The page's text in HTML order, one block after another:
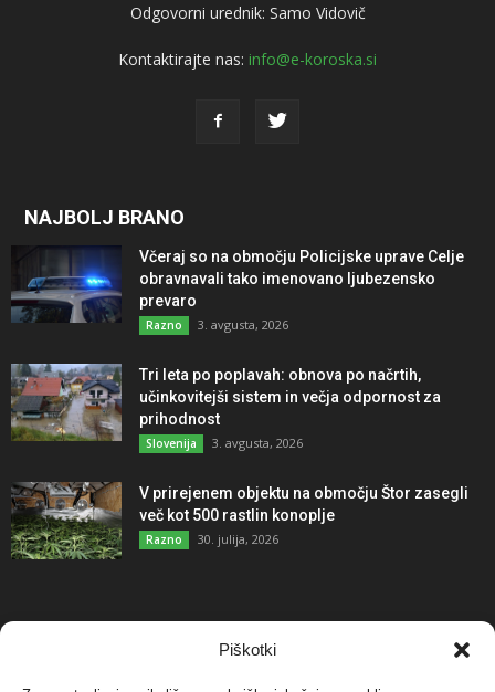
Piškotki
Odgovorni urednik: Samo Vidovič
Kontaktirajte nas: info@e-koroska.si
NAJBOLJ BRANO
Včeraj so na območju Policijske uprave Celje
obravnavali tako imenovano ljubezensko
prevaro
Razno 3. avgusta, 2026
Tri leta po poplavah: obnova po načrtih,
učinkovitejši sistem in večja odpornost za
prihodnost
Slovenija 3. avgusta, 2026
V prirejenem objektu na območju Štor zasegli
več kot 500 rastlin konoplje
Razno 30. julija, 2026
NAJBOLJ KOMENTIRANO